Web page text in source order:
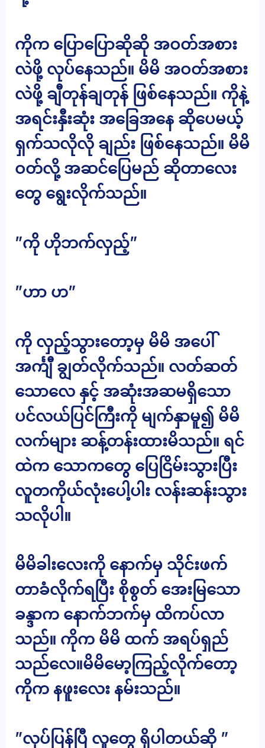
ကိုက ပြောပြောဆိုဆို အဝတ်အစား
လဲဖို့ လုပ်နေသည်။ မိမိ အဝတ်အစား
လဲဖို့ ချီတုန်ချတုန် ဖြစ်နေသည်။ ကိုနဲ့
အရင်းနှီးဆုံး အခြေအနေ ဆိုပေမယ့်
ရှက်သလိုလို ချည်း ဖြစ်နေသည်။ မိမိ
ဝတ်လို့ အဆင်ပြေမည် ဆိုတာလေး
တွေ ရွေးလိုက်သည်။
”ကို ဟိုဘက်လှည့်”
”ဟာ ဟ”
ကို လှည့်သွားတော့မှ မိမိ အပေါ်
အင်္ကျီ ချွတ်လိုက်သည်။ လတ်ဆတ်
သောလေ နှင့် အဆုံးအဆမရှိသော
ပင်လယ်ပြင်ကြီးကို မျက်နှာမူ၍ မိမိ
လက်များ ဆန့်တန်းထားမိသည်။ ရင်
ထဲက သောကတွေ ပြေငြိမ်းသွားပြီး
လူတကိုယ်လုံးပေါ့ပါး လန်းဆန်းသွား
သလိုပါ။
မိမိခါးလေးကို နောက်မှ သိုင်းဖက်
တာခံလိုက်ရပြီး စိုစွတ် အေးမြသော
ခန္ဒာက နောက်ဘက်မှ ထိကပ်လာ
သည်။ ကိုက မိမိ ထက် အရပ်ရှည်
သည်လေ။မိမိမော့ကြည့်လိုက်တော့
ကိုက နဖူးလေး နမ်းသည်။
”လုပ်ပြန်ပြီ လူတွေ ရှိပါတယ်ဆို ”